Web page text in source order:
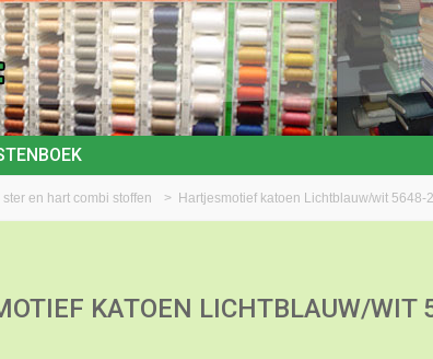
en hart combi stoffen > Hartjesmotief katoen Lichtblauw/wit 5648-
KATOEN LICHTBLAUW/WIT